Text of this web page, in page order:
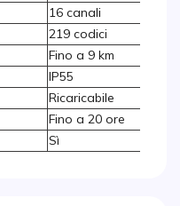
16 canali
219 codici
Fino a 9 km
IP55
Ricaricabile
Fino a 20 ore
Sì